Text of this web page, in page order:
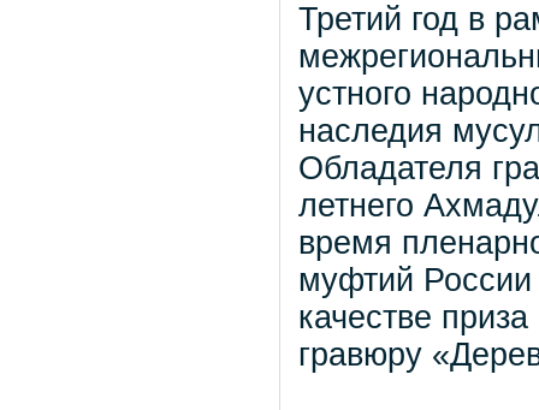
Третий год в
устного
наследия
Обладателя
летнего
время
муфтий России
качестве
гравюру